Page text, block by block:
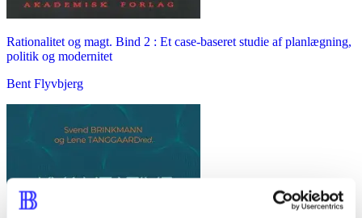
Rationalitet og magt. Bind 2 : Et case-baseret studie af planlægning,
politik og modernitet
Bent Flyvbjerg